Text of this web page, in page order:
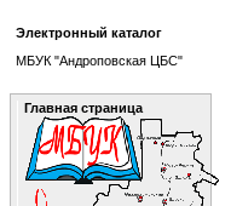
Электронный каталог
МБУК "Андроповская ЦБС"
Главная страница